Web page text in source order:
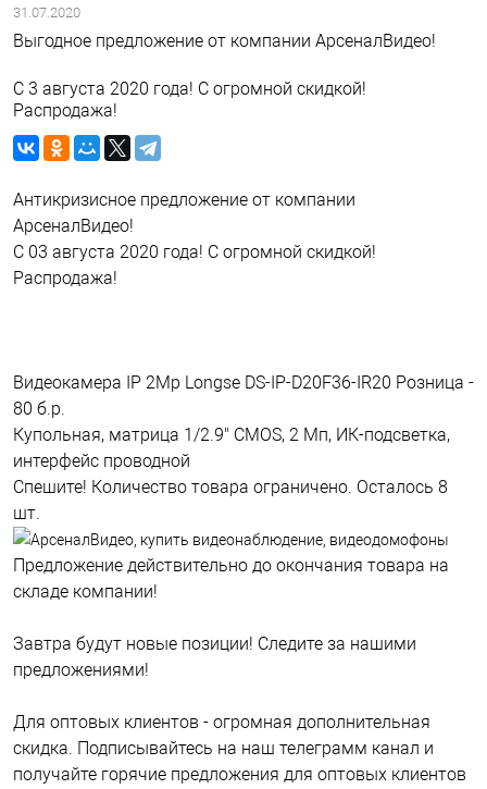
31.07.2020
Выгодное предложение от компании АрсеналВидео!
С 3 августа 2020 года! С огромной скидкой!
Распродажа!
Антикризисное предложение от компании
АрсеналВидео!
С 03 августа 2020 года! С огромной скидкой!
Распродажа!
Видеокамера IP 2Mp Longse DS-IP-D20F36-IR20 Розница -
80 б.р.
Купольная, матрица 1/2.9" CMOS, 2 Мп, ИК-подсветка,
интерфейс проводной
Спешите! Количество товара ограничено. Осталось 8
шт.
Предложение действительно до окончания товара на
складе компании!
Завтра будут новые позиции! Следите за нашими
предложениями!
Для оптовых клиентов - огромная дополнительная
скидка. Подписывайтесь на наш телеграмм канал и
получайте горячие предложения для оптовых клиентов